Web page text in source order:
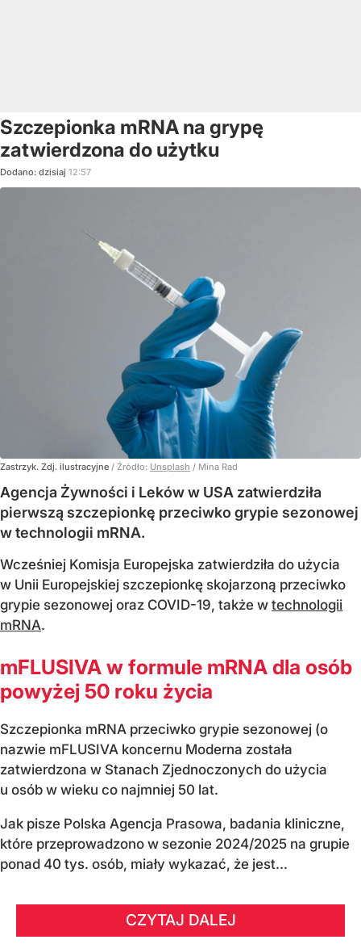
Szczepionka mRNA na grypę
zatwierdzona do użytku
Dodano: dzisiaj 12:57
Zastrzyk. Zdj. ilustracyjne / Źródło: Unsplash / Mina Rad
Agencja Żywności i Leków w USA zatwierdziła
pierwszą szczepionkę przeciwko grypie sezonowej
w technologii mRNA.
Wcześniej Komisja Europejska zatwierdziła do użycia
w Unii Europejskiej szczepionkę skojarzoną przeciwko
grypie sezonowej oraz COVID-19, także w technologii
mRNA.
mFLUSIVA w formule mRNA dla osób
powyżej 50 roku życia
Szczepionka mRNA przeciwko grypie sezonowej (o
nazwie mFLUSIVA koncernu Moderna została
zatwierdzona w Stanach Zjednoczonych do użycia
u osób w wieku co najmniej 50 lat.
Jak pisze Polska Agencja Prasowa, badania kliniczne,
które przeprowadzono w sezonie 2024/2025 na grupie
ponad 40 tys. osób, miały wykazać, że jest...
CZYTAJ DALEJ